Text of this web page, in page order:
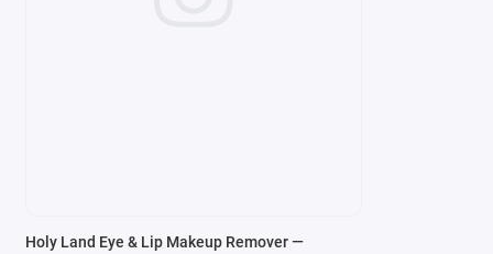
Holy Land Eye & Lip Makeup Remover —